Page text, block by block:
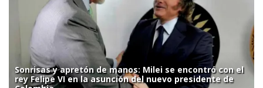
Sonrisas y apretón de manos: Milei se encontró con el
rey Felipe VI en la asunción del nuevo presidente de